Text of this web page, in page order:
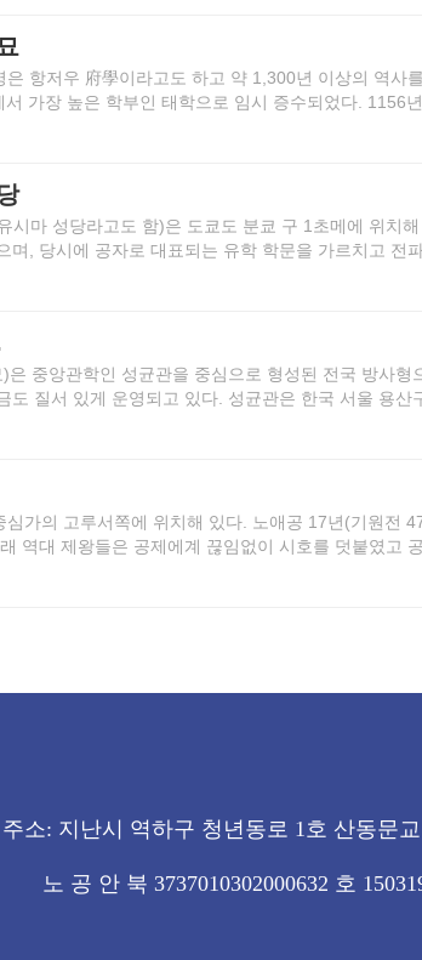
은 항저우 府學이라고도 하고 약 1,300년 이상의 역사
가장 높은 학부인 태학으로 임시 증수되었다. 1156
그린 공자님과 그의 72제자 화상에 찬사를 쓰고 석각
시마 성당라고도 함)은 도쿄도 분쿄 구 1초메에 위치
며, 당시에 공자로 대표되는 유학 학문을 가르치고 전
바쿠후 직할의 중심학교 – 쇼헤이자카 학문소가 이곳
은 중앙관학인 성균관을 중심으로 형성된 전국 방사형
도 질서 있게 운영되고 있다. 성균관은 한국 서울 용산
학과 같은 곳에 놓여있으며 한국 유학연구센터와 전통
심가의 고루서쪽에 위치해 있다. 노애공 17년(기원전
역대 제왕들은 공제에계 끊임없이 시호를 덧붙였고
건축군들은 대부분 명·청 2대에 걸쳐 완성된 것이고
주소: 지난시 역하구 청년동로 1호 산동문
노 공 안 북 3737010302000632 호